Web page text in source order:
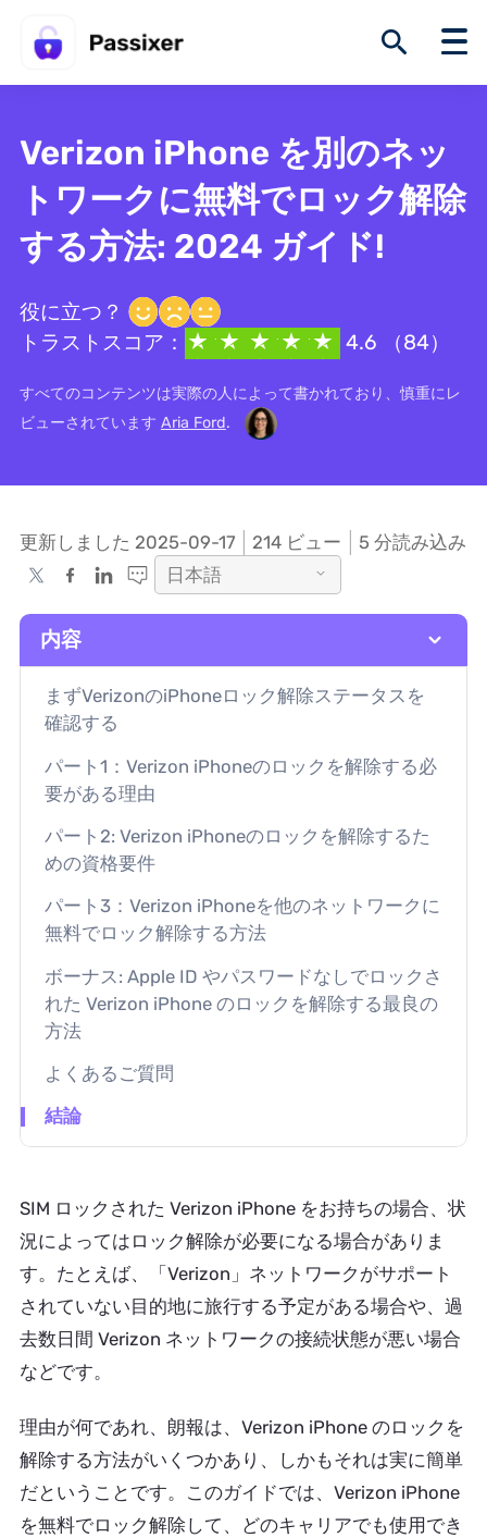
Verizon iPhone を別のネッ
トワークに無料でロック解除
する方法: 2024 ガイド!
役に立つ？
トラストスコア：
4.6 （84）
すべてのコンテンツは実際の人によって書かれており、慎重にレ
ビューされています Aria Ford.
更新しました 2025-09-17 214 ビュー
5 分読み込み
日本語
内容
まずVerizonのiPhoneロック解除ステータスを
確認する
パート1：Verizon iPhoneのロックを解除する必
要がある理由
パート2: Verizon iPhoneのロックを解除するた
めの資格要件
パート3：Verizon iPhoneを他のネットワークに
無料でロック解除する方法
ボーナス: Apple ID やパスワードなしでロックさ
れた Verizon iPhone のロックを解除する最良の
方法
よくあるご質問
結論
SIM ロックされた Verizon iPhone をお持ちの場合、状
況によってはロック解除が必要になる場合がありま
す。たとえば、「Verizon」ネットワークがサポート
されていない目的地に旅行する予定がある場合や、過
去数日間 Verizon ネットワークの接続状態が悪い場合
などです。
理由が何であれ、朗報は、Verizon iPhone のロックを
解除する方法がいくつかあり、しかもそれは実に簡単
だということです。このガイドでは、Verizon iPhone
を無料でロック解除して、どのキャリアでも使用でき